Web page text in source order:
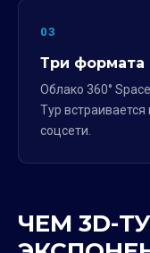
03
Три
Облако 360°
Тур
соцсети.
ЧЕМ 3D-